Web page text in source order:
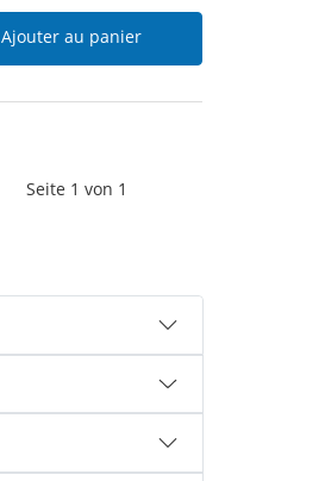
Ajouter au panier
Seite 1 von 1